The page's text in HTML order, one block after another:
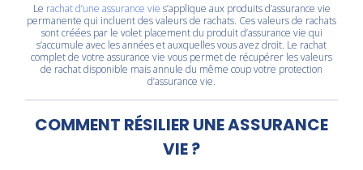
Le rachat d’une assurance vie s’applique aux produits d’assurance vie
permanente qui incluent des valeurs de rachats. Ces valeurs de rachats
sont créées par le volet placement du produit d’assurance vie qui
s’accumule avec les années et auxquelles vous avez droit. Le rachat
complet de votre assurance vie vous permet de récupérer les valeurs
de rachat disponible mais annule du même coup votre protection
d’assurance vie.
COMMENT RÉSILIER UNE ASSURANCE
VIE ?